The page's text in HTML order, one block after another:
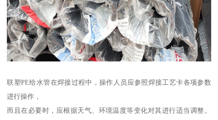
联塑PE给水管在焊接过程中，操作人员应参照焊接工艺卡各项参数
进行操作，
而且在必要时，应根据天气、环境温度等变化对其进行适当调整。